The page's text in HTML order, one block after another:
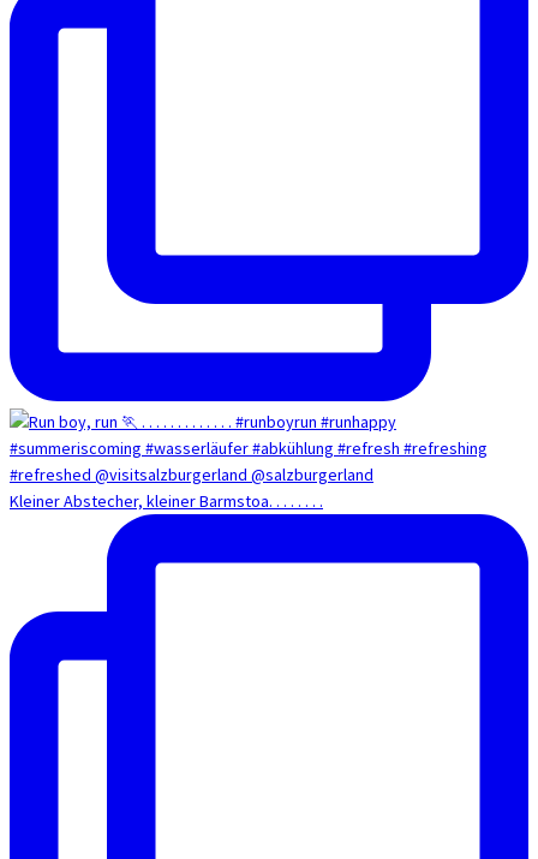
Kleiner Abstecher, kleiner Barmstoa. . . . . . . .